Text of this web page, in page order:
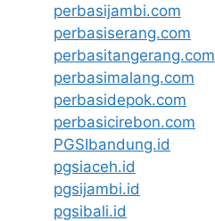
perbasijambi.com
perbasiserang.com
perbasitangerang.com
perbasimalang.com
perbasidepok.com
perbasicirebon.com
PGSIbandung.id
pgsiaceh.id
pgsijambi.id
pgsibali.id